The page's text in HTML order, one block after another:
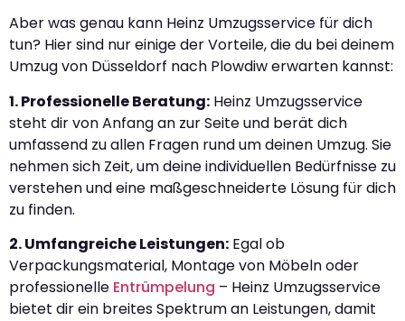
Aber was genau kann Heinz Umzugsservice für dich
tun? Hier sind nur einige der Vorteile, die du bei deinem
Umzug von Düsseldorf nach Plowdiw erwarten kannst:
1. Professionelle Beratung: Heinz Umzugsservice
steht dir von Anfang an zur Seite und berät dich
umfassend zu allen Fragen rund um deinen Umzug. Sie
nehmen sich Zeit, um deine individuellen Bedürfnisse zu
verstehen und eine maßgeschneiderte Lösung für dich
zu finden.
2. Umfangreiche Leistungen: Egal ob
Verpackungsmaterial, Montage von Möbeln oder
professionelle Entrümpelung – Heinz Umzugsservice
bietet dir ein breites Spektrum an Leistungen, damit